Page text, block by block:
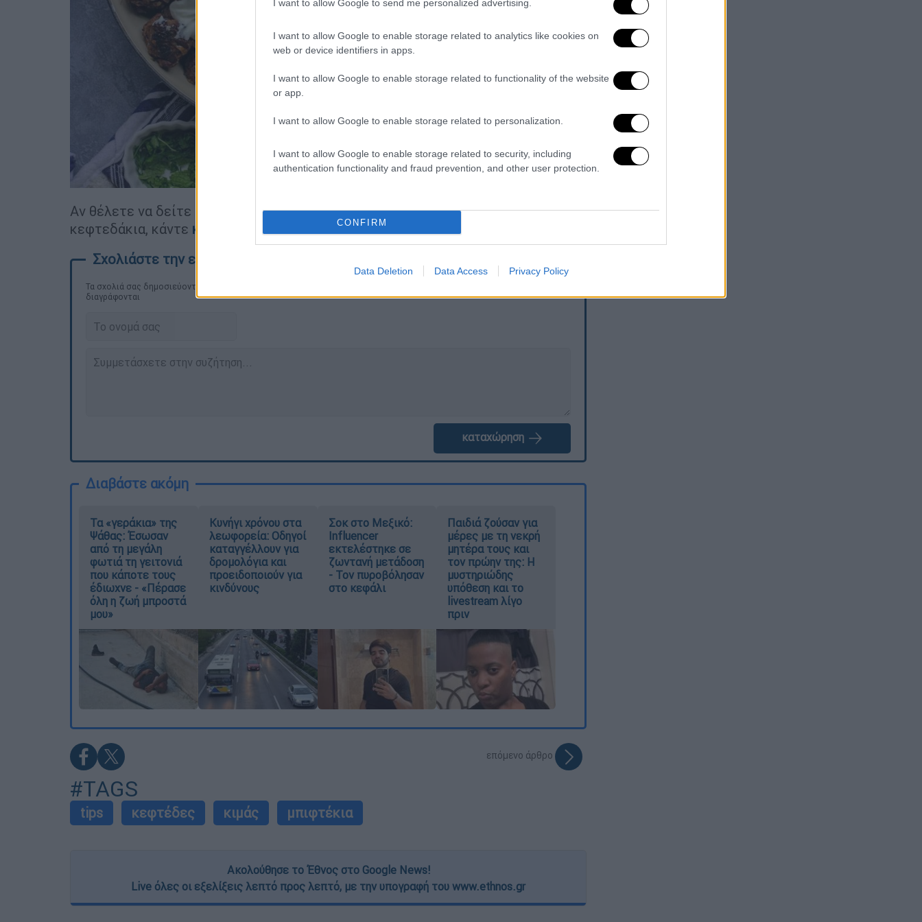
I want to allow Google to send me personalized advertising.
I want to allow Google to enable storage related to analytics like cookies on
web or device identifiers in apps.
I want to allow Google to enable storage related to functionality of the website
or app.
I want to allow Google to enable storage related to personalization.
I want to allow Google to enable storage related to security, including
authentication functionality and fraud prevention, and other user protection.
CONFIRM
Data Deletion Data Access Privacy Policy
Αν θέλετε να δείτε συμβουλές και tips για νόστιμα, τραγανά και αφράτα
κεφτεδάκια, κάντε κλικ εδώ.
Τα σχολιά σας δημοσιεύονται άμεσα με δική σας ευθύνη. Το ΕΘΝΟΣ θα παρεμβαίνει και τα προσβλητικά σχόλια θα
διαγράφονται
καταχώρηση
Διαβάστε ακόμη
Τα «γεράκια» της
Ψάθας: Έσωσαν
από τη μεγάλη
φωτιά τη γειτονιά
που κάποτε τους
έδιωχνε - «Πέρασε
όλη η ζωή μπροστά
μου»
Κυνήγι χρόνου στα
λεωφορεία: Οδηγοί
καταγγέλλουν για
δρομολόγια και
προειδοποιούν για
κινδύνους
Σοκ στο Μεξικό:
Influencer
εκτελέστηκε σε
ζωντανή μετάδοση
- Τον πυροβόλησαν
στο κεφάλι
Παιδιά ζούσαν για
μέρες με τη νεκρή
μητέρα τους και
τον πρώην της: Η
μυστηριώδης
υπόθεση και το
livestream λίγο
πριν
επόμενο άρθρο
#TAGS
tips κεφτέδες κιμάς μπιφτέκια
Ακολούθησε το Έθνος στο Google News!
Live όλες οι εξελίξεις λεπτό προς λεπτό, με την υπογραφή του www.ethnos.gr